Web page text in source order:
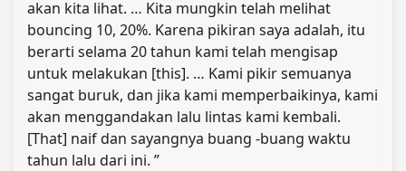
akan kita lihat. … Kita mungkin telah melihat
bouncing 10, 20%. Karena pikiran saya adalah, itu
berarti selama 20 tahun kami telah mengisap
untuk melakukan [this]. … Kami pikir semuanya
sangat buruk, dan jika kami memperbaikinya, kami
akan menggandakan lalu lintas kami kembali.
[That] naif dan sayangnya buang -buang waktu
tahun lalu dari ini. ”